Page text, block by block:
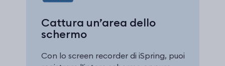
Cattura un’area dello
schermo
Con lo screen recorder di iSpring, puoi